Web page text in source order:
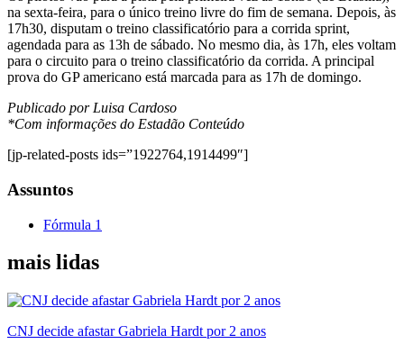
na sexta-feira, para o único treino livre do fim de semana. Depois, às
17h30, disputam o treino classificatório para a corrida sprint,
agendada para as 13h de sábado. No mesmo dia, às 17h, eles voltam
para o circuito para o treino classificatório da corrida. A principal
prova do GP americano está marcada para as 17h de domingo.
Publicado por Luisa Cardoso
*Com informações do Estadão Conteúdo
[jp-related-posts ids=”1922764,1914499″]
Assuntos
Fórmula 1
mais lidas
CNJ decide afastar Gabriela Hardt por 2 anos